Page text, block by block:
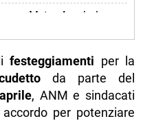
e Metro Arcobaleno
e premi per i
dello Scudetto del
festeggiamenti per la
da parte del
, ANM e sindacati
per potenziare